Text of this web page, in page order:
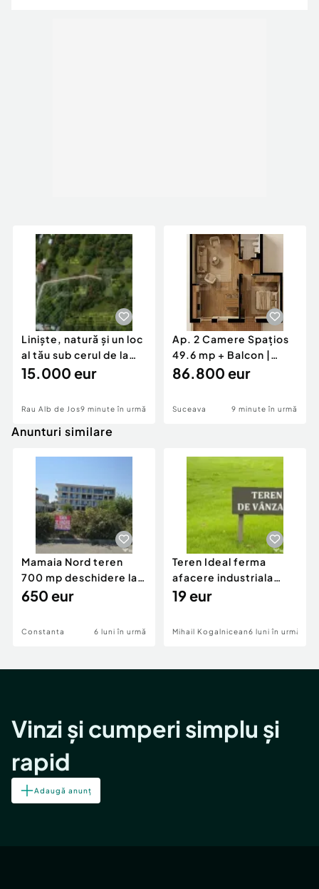
Liniște, natură și un loc
al tău sub cerul de la
Râul A
15.000 eur
Rau Alb de Jos9 minute în urmă
Ap. 2 Camere Spațios
49.6 mp + Balcon |
Burdujeni | Rate 35
86.800 eur
Suceava 9 minute în urmă
Anunturi similare
Mamaia Nord teren
700 mp deschidere la
D24 si D25
650 eur
Constanta 6 luni în urmă
Teren Ideal ferma
afacere industriala
deschidere 71 ml la
19 eur
Mihail Kogalniceanu6 luni în urmă
Vinzi și cumperi simplu și
rapid
Adaugă anunț